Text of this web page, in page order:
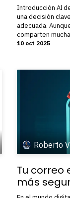
Introducción Al
una decisión
adecuada.
comparten
10 oct 2025
Roberto
Tu correo
más